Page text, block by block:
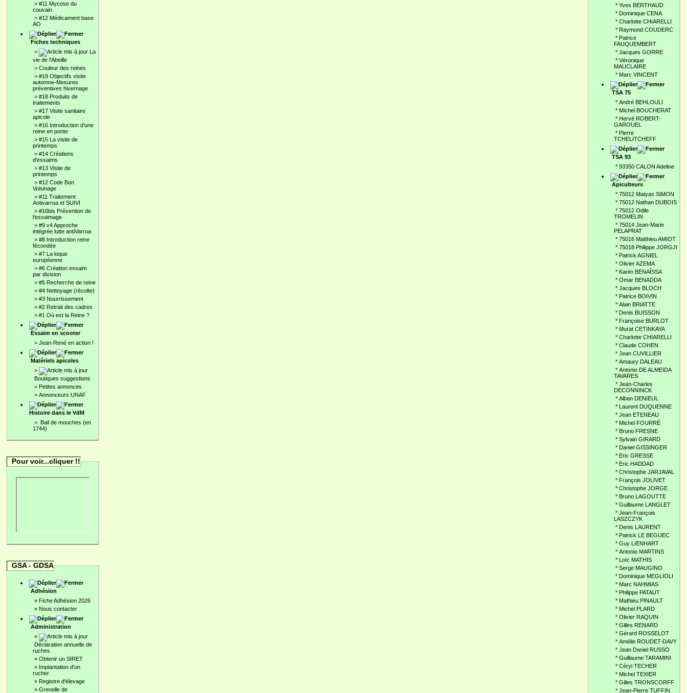
> #11 Mycose du
couvain
> #12 Médicament base
AO
Fiches techniques
>
La
vie de l'Abeille
> Couleur des reines
> #19 Objectifs visite
automne-Mesures
préventives hivernage
> #18 Produits de
traitements
> #17 Visite sanitaire
apicole
> #16 Introduction d'une
reine en ponte
> #15 La visite de
printemps
> #14 Créations
d'essaims
> #13 Visite de
printemps
> #12 Code Bon
Voisinage
> #11 Traitement
Antivarroa et SUIVI
> #10bis Prévention de
l'essaimage
> #9 v4 Approche
intégrée lutte antiVarroa
> #8 Introduction reine
fécondée
> #7 La loque
européenne
> #6 Création essaim
par division
> #5 Recherche de reine
> #4 Nettoyage (récolte)
> #3 Nourrissement
> #2 Retrait des cadres
> #1 Où est la Reine ?
Essaim en scooter
> Jean-René en action !
Matériels apicoles
>
Boutiques suggestions
> Petites annonces
> Annonceurs UNAF
Histoire dans le VdM
> Bail de mouches (en
1744)
Pour voir...cliquer !!
GSA - GDSA
Adhésion
» Fiche Adhésion 2026
» Nous contacter
Administration
»
Déclaration annuelle de
ruches
» Obtenir un SIRET
» Implantation d'un
rucher
» Registre d'élevage
» Grenelle de
* Yves BERTHAUD
* Dominique CENA
* Charlotte CHIARELLI
* Raymond COUDERC
* Patrice
FAUQUEMBERT
* Jacques GORRE
* Véronique
MAUCLAIRE
* Marc VINCENT
TSA 75
* André BEHLOULI
* Michel BOUCHERAT
* Hervé ROBERT-
GAROUEL
* Pierre
TCHELITCHEFF
TSA 93
* 93350 CALON Adeline
Apiculteurs
* 75012 Matyas SIMON
* 75012 Nathan DUBOIS
* 75012 Odile
TROMELIN
* 75014 Jean-Marie
PELAPRAT
* 75016 Matthieu AMIOT
* 75018 Philippe JORGJI
* Patrick AGNIEL
* Olivier AZEMA
* Karim BENAÎSSA
* Omar BENADDA
* Jacques BLOCH
* Patrice BOIVIN
* Alain BRIATTE
* Denis BUISSON
* Françoise BURLOT
* Murat CETINKAYA
* Charlotte CHIARELLI
* Claude COHEN
* Jean CUVILLIER
* Amaury DALEAU
* Antonio DE ALMEIDA
TAVARES
* Jean-Charles
DECONNINCK
* Alban DENIEUL
* Laurent DUQUENNE
* Jean ETENEAU
* Michel FOURRÉ
* Bruno FRESNE
* Sylvain GIRARD
* Daniel GISSINGER
* Eric GRESSE
* Eric HADDAD
* Christophe JARJAVAL
* François JOLIVET
* Christophe JORGE
* Bruno LAGOUTTE
* Guillaume LANGLET
* Jean-François
LASZCZYK
* Denis LAURENT
* Patrick LE BEGUEC
* Guy LIENHART
* Antonio MARTINS
* Loïc MATHIS
* Serge MAUGINO
* Dominique MEGLIOLI
* Marc NAHMIAS
* Philippe PATAUT
* Mathieu PINAULT
* Michel PLARD
* Olivier RAQUIN
* Gilles RENARD
* Gérard ROSSELOT
* Amélie ROUDET-DAVY
* Jean Daniel RUSSO
* Guillaume TARAMINI
* Céryl TECHER
* Michel TEXIER
* Gilles TRONSCORFF
* Jean-Pierre TUFFIN